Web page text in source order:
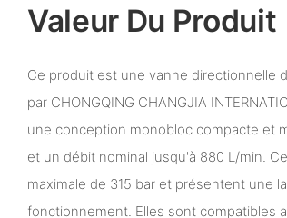
Valeur Du Produit
Ce produit est une vanne directionnelle
par CHONGQING CHANGJIA
une conception monobloc compacte et
et un débit nominal jusqu'à 880 L/min.
maximale de 315 bar et présentent une
fonctionnement. Elles sont compatibles